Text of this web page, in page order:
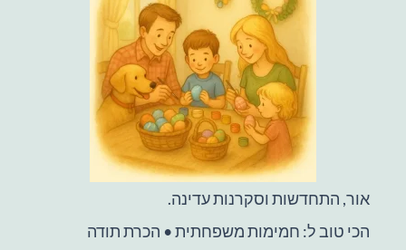
אור, התחדשות וסקרנות עדינה.
הכי טוב ל: חמימות משפחתית • הכרת תודה